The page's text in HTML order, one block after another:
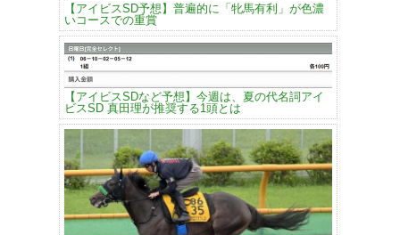
【アイビスSD予想】普遍的に「牝馬有利」が色濃
いコースでの重賞
【アイビスSDなど予想】今週は、夏の代名詞アイ
ビスSD 真田理が推奨する1頭とは